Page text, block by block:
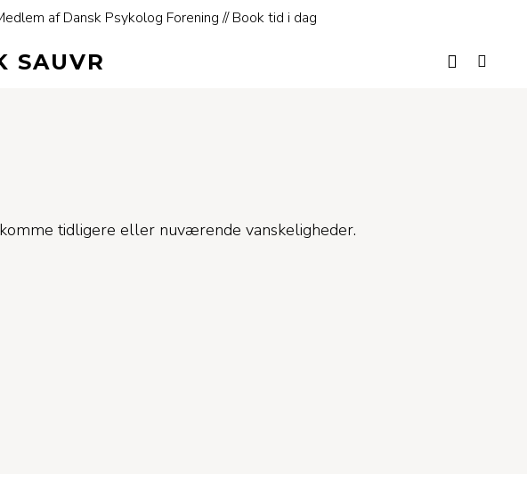
af Dansk Psykolog Forening // Book tid i dag
SAUVR
tidligere eller nuværende vanskeligheder.